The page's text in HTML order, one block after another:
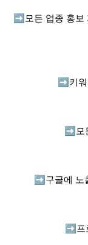
➡️ 모든 업종 홍보
➡️ 키
➡️ 모
➡️ 구글에 노
➡️ 프